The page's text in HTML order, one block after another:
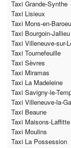
Taxi Grande-Synthe
Taxi Lisieux
Taxi Mons-en-
Taxi Bourgoin-Jallieu
Taxi Villeneuve-sur-
Taxi Tournefeuille
Taxi Sèvres
Taxi Miramas
Taxi La Madeleine
Taxi Savigny-le-
Taxi Villeneuve-la-
Taxi Beaune
Taxi Maisons-Laffitte
Taxi Moulins
Taxi La Possession